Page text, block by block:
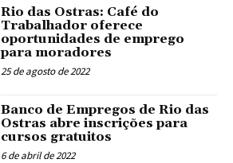
Rio das Ostras: Café do
Trabalhador oferece
oportunidades de emprego
para moradores
25 de agosto de 2022
Banco de Empregos de Rio das
Ostras abre inscrições para
cursos gratuitos
6 de abril de 2022